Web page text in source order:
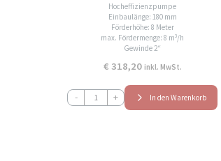
Hocheffizienzpumpe
Einbaulänge: 180 mm
Förderhöhe: 8 Meter
max. Fördermenge: 8 m³/h
Gewinde 2“
€ 318,20 inkl. MwSt.
-
HST
EPA32-
+ In den Warenkorb